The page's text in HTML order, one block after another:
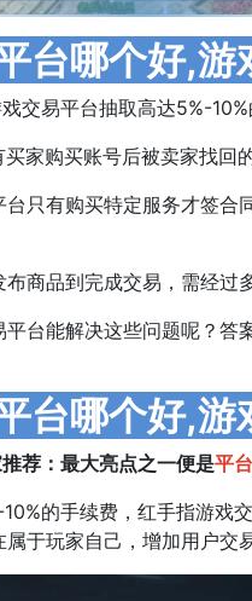
台哪个好,游
交易平台抽取高达5%-
买家购买账号后被卖家找回
台只有购买特定服务才签
布商品到完成交易，需经过
台能解决这些问题呢？答
台哪个好,游
荐：最大亮点之一便是平
的手续费，红手指游戏
于玩家自己，增加用户交